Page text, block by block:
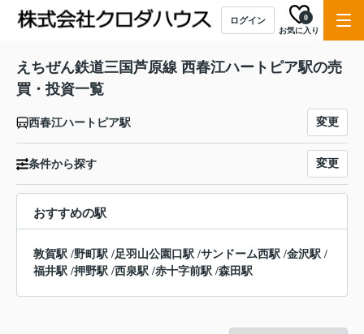
ログイン
お気に入り
0
えちぜん鉄道三国芦原線 西春江ハートピア駅の売
買・投資一覧
西春江ハートピア駅 変更
条件から探す 変更
おすすめの駅
敦賀駅 /野町駅 /足羽山公園口駅 /サンドーム西駅 /金沢駅 /
福井駅 /押野駅 /西泉駅 /赤十字前駅 /森田駅